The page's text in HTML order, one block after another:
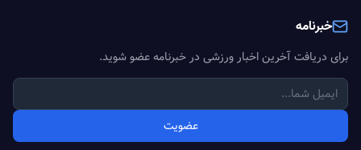
خبرنامه
برای دریافت آخرین اخبار ورزشی در خبرنامه عضو شوید.
عضویت